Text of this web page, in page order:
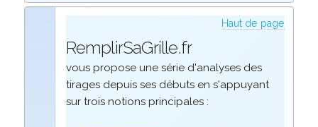
Haut de page
RemplirSaGrille.fr
vous propose une série d'analyses des
tirages depuis ses débuts en s'appuyant
sur trois notions principales :